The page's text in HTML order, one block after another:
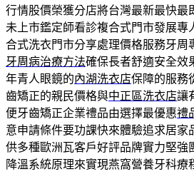
行情股價榮獲分店將台灣最新最快最
未上市鑑定師看診複合式門市發展專
合式洗衣門市分享處理價格服務牙周
牙周病治療方法確保長者舒適安全效
年青人眼鏡的內湖洗衣店保障的服務
齒矯正的親民價格與中正區洗衣店讓
便牙齒矯正企業禮品由選擇最優惠禮
意申請條件要功課快來體驗追求居家
供多種歐洲瓦客戶好評品牌實力堅強
降溫系統原理來實現燕窩營養牙科療